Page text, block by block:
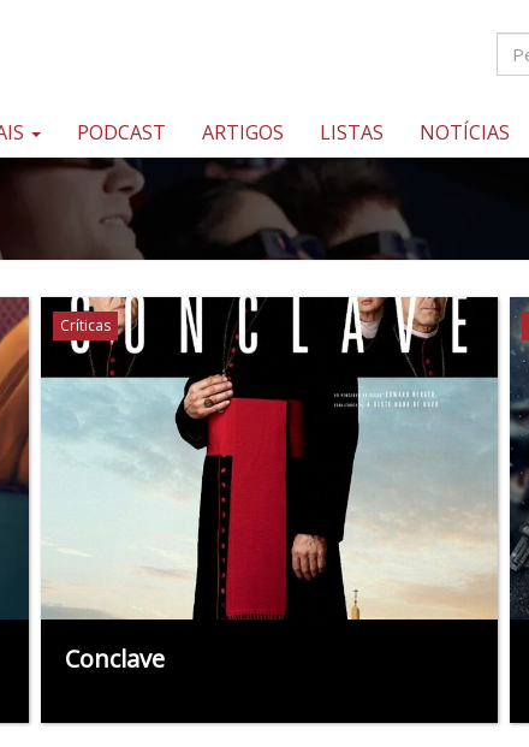
PODCAST ARTIGOS LISTAS NOTÍCIAS
Críticas
Conclave